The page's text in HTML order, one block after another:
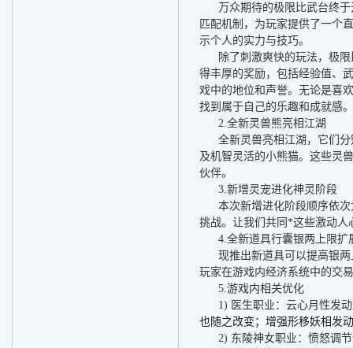
万众期待的极限比武台终
匹配机制，为玩家提供了一个
示个人的实力与技巧。
除了刺激爽快的玩法，极
得丰厚的奖励，包括经验值、
戏中的地位和声誉。无论是喜
找到属于自己的乐趣和成就感。
2.全新灵兽熊亮相江湖
全新灵兽亮相江湖 ，它们
及机智灵活的小熊猫。这些灵
伙伴。
3.新增灵宠进化神灵阶段
本次新增进化阶段顺序依
挑战。让我们共同*这些激动人
4.全新道具行囊银两上限扩
现推出新道具可以提高银
玩家在游戏内经济系统中的交
5.游戏内相关优化
1) 医生职业：云心月性发
也随之改变 ； 增强形移妖相发
2) 东陵神女职业：愤怒调